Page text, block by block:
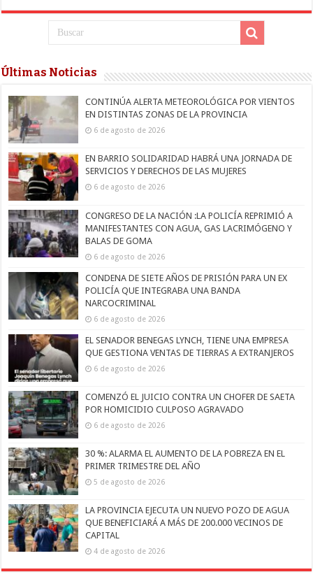
Últimas Noticias
CONTINÚA ALERTA METEOROLÓGICA POR VIENTOS
EN DISTINTAS ZONAS DE LA PROVINCIA
6 de agosto de 2026
EN BARRIO SOLIDARIDAD HABRÁ UNA JORNADA DE
SERVICIOS Y DERECHOS DE LAS MUJERES
6 de agosto de 2026
CONGRESO DE LA NACIÓN :LA POLICÍA REPRIMIÓ A
MANIFESTANTES CON AGUA, GAS LACRIMÓGENO Y
BALAS DE GOMA
6 de agosto de 2026
CONDENA DE SIETE AÑOS DE PRISIÓN PARA UN EX
POLICÍA QUE INTEGRABA UNA BANDA
NARCOCRIMINAL
6 de agosto de 2026
EL SENADOR BENEGAS LYNCH, TIENE UNA EMPRESA
QUE GESTIONA VENTAS DE TIERRAS A EXTRANJEROS
6 de agosto de 2026
COMENZÓ EL JUICIO CONTRA UN CHOFER DE SAETA
POR HOMICIDIO CULPOSO AGRAVADO
6 de agosto de 2026
30 %: ALARMA EL AUMENTO DE LA POBREZA EN EL
PRIMER TRIMESTRE DEL AÑO
5 de agosto de 2026
LA PROVINCIA EJECUTA UN NUEVO POZO DE AGUA
QUE BENEFICIARÁ A MÁS DE 200.000 VECINOS DE
CAPITAL
4 de agosto de 2026